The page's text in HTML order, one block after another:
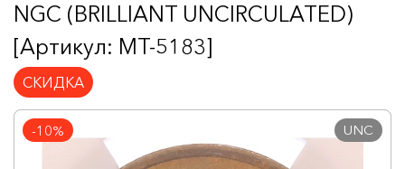
NGC (BRILLIANT UNCIRCULATED)
[Артикул: MT-5183]
СКИДКА
-10% UNC